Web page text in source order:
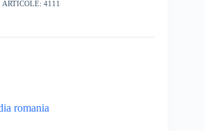
ARTICOLE: 4111